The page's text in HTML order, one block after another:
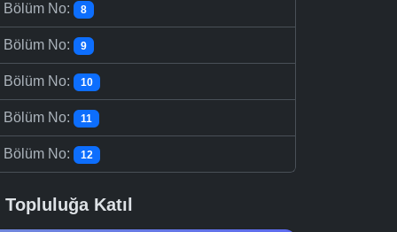
Bölüm No: 8
Bölüm No: 9
Bölüm No: 10
Bölüm No: 11
Bölüm No: 12
Topluluğa Katıl